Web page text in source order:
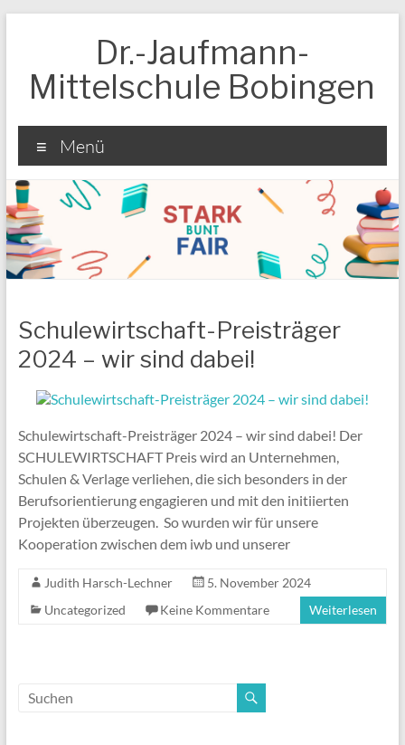
Dr.-Jaufmann-
Mittelschule Bobingen
Menü
Schulewirtschaft-Preisträger
2024 – wir sind dabei!
Schulewirtschaft-Preisträger 2024 – wir sind dabei! Der
SCHULEWIRTSCHAFT Preis wird an Unternehmen,
Schulen & Verlage verliehen, die sich besonders in der
Berufsorientierung engagieren und mit den initiierten
Projekten überzeugen. So wurden wir für unsere
Kooperation zwischen dem iwb und unserer
Judith Harsch-Lechner
5. November 2024
Uncategorized
Keine Kommentare Weiterlesen